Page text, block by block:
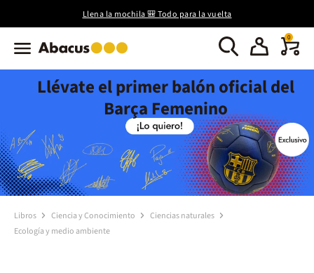
Llena la mochila 🎒 Todo para la vuelta
0
Llévate el primer balón oficial del
Barça Femenino
Libros Ciencia y Conocimiento
Ciencias naturales
Ecología y medio ambiente